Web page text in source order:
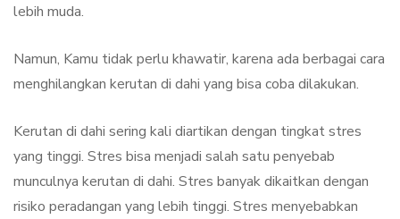
lebih muda.
Namun, Kamu tidak perlu khawatir, karena ada berbagai cara
menghilangkan kerutan di dahi yang bisa coba dilakukan.
Kerutan di dahi sering kali diartikan dengan tingkat stres
yang tinggi. Stres bisa menjadi salah satu penyebab
munculnya kerutan di dahi. Stres banyak dikaitkan dengan
risiko peradangan yang lebih tinggi. Stres menyebabkan